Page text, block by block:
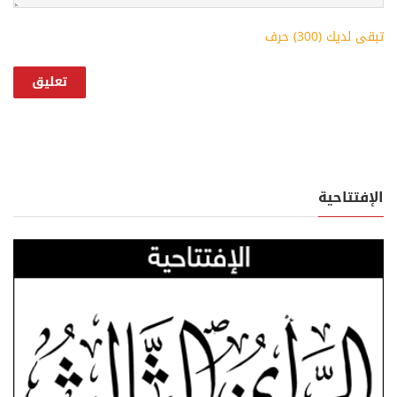
تبقى لديك (300) حرف
الإفتتاحية